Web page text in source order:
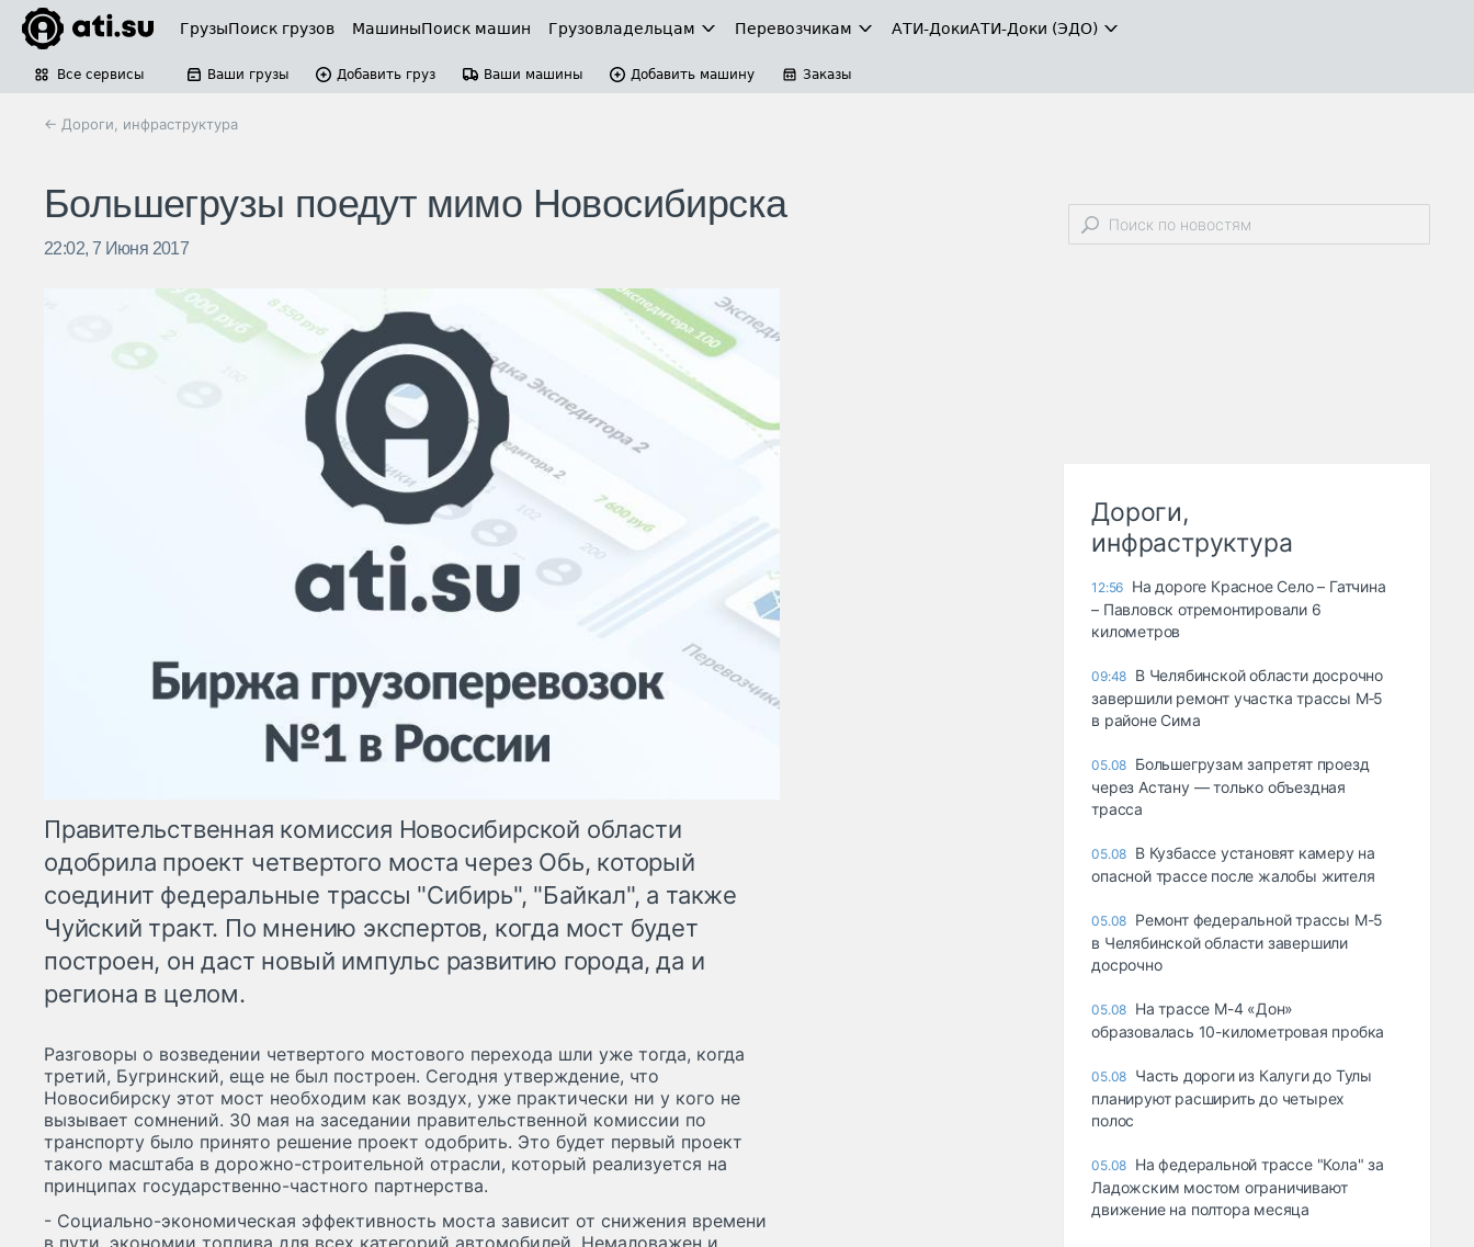
ГрузыПоиск грузов МашиныПоиск машин Грузовладельцам Перевозчикам АТИ-ДокиАТИ-Доки (ЭДО)
Все сервисы Ваши грузы Добавить груз Ваши машины Добавить машину Заказы
← Дороги, инфраструктура
Большегрузы поедут мимо Новосибирска
22:02, 7 Июня 2017
Правительственная комиссия Новосибирской области
одобрила проект четвертого моста через Обь, который
соединит федеральные трассы "Сибирь", "Байкал", а также
Чуйский тракт. По мнению экспертов, когда мост будет
построен, он даст новый импульс развитию города, да и
региона в целом.
Разговоры о возведении четвертого мостового перехода шли уже тогда, когда
третий, Бугринский, еще не был построен. Сегодня утверждение, что
Новосибирску этот мост необходим как воздух, уже практически ни у кого не
вызывает сомнений. 30 мая на заседании правительственной комиссии по
транспорту было принято решение проект одобрить. Это будет первый проект
такого масштаба в дорожно-строительной отрасли, который реализуется на
принципах государственно-частного партнерства.
- Социально-экономическая эффективность моста зависит от снижения времени
Дороги,
инфраструктура
12:56 На дороге Красное Село – Гатчина
– Павловск отремонтировали 6
километров
09:48 В Челябинской области досрочно
завершили ремонт участка трассы М‑5
в районе Сима
05.08 Большегрузам запретят проезд
через Астану — только объездная
трасса
05.08 В Кузбассе установят камеру на
опасной трассе после жалобы жителя
05.08 Ремонт федеральной трассы М-5
в Челябинской области завершили
досрочно
05.08 На трассе М-4 «Дон»
образовалась 10-километровая пробка
05.08 Часть дороги из Калуги до Тулы
планируют расширить до четырех
полос
05.08 На федеральной трассе "Кола" за
Ладожским мостом ограничивают
движение на полтора месяца